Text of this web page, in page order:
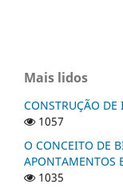
Mais lidos
CONSTRUÇÃO
1057
O CONCEITO DE
APONTAMENTOS
1035